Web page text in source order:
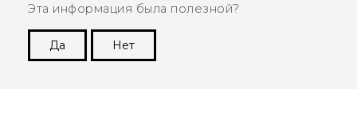
Эта информация была полезной?
Да
Нет